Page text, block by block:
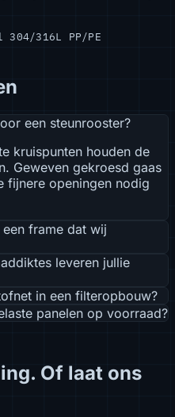
304/316L PP/PE
een steunrooster?
kruispunten houden de
Geweven gekroesd gaas
fijnere openingen nodig
een frame dat wij
leveren jullie
in een filteropbouw?
panelen op voorraad?
Of laat ons